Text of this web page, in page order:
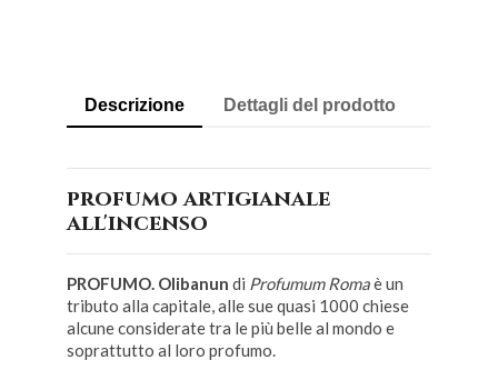
Descrizione Dettagli del prodotto
profumo artigianale
all'incenso
PROFUMO. Olibanun di Profumum Romaè un
tributo alla capitale, alle sue quasi 1000 chiese
alcune considerate tra le più belle al mondo e
soprattutto al loro profumo.